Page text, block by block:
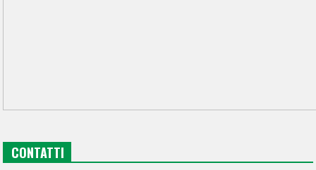
CONTATTI